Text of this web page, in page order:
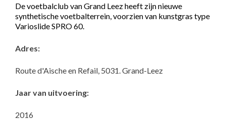
De voetbalclub van Grand Leez heeft zijn nieuwe
synthetische voetbalterrein, voorzien van kunstgras type
Varioslide SPRO 60.
Adres:
Route d'Aische en Refail, 5031. Grand-Leez
Jaar van uitvoering:
2016